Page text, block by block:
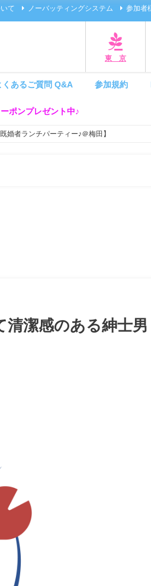
て ノーバッティングシステム 参加者
東 京
くあるご質問 Q&A 参加規約
ポンプレゼント中♪
婚者ランチパーティー♪＠梅田】
清潔感のある紳士男